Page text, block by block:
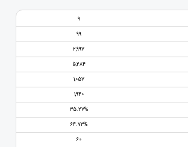
9
99
2,997
5,284
1,057
1,940
35.27%
64.73%
60